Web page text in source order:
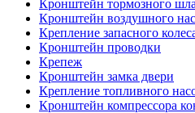
Кронштейн тормозного
Кронштейн воздушного
Крепление запасного
Кронштейн проводки
Крепеж
Кронштейн замка двери
Крепление топливного
Кронштейн компрессора